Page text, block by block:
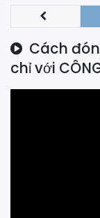
Cách
chỉ với